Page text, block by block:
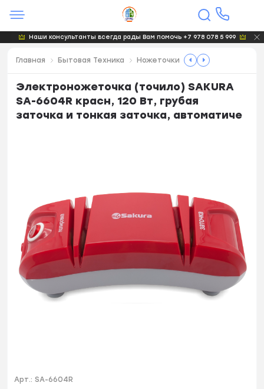
Наши консультанты всегда рады Вам помочь +7 978 078 5 999
Главная Бытовая Техника Ножеточки
Электроножеточка (точило) SAKURA
SA-6604R красн, 120 Вт, грубая
заточка и тонкая заточка, автоматиче
Арт.: SA-6604R